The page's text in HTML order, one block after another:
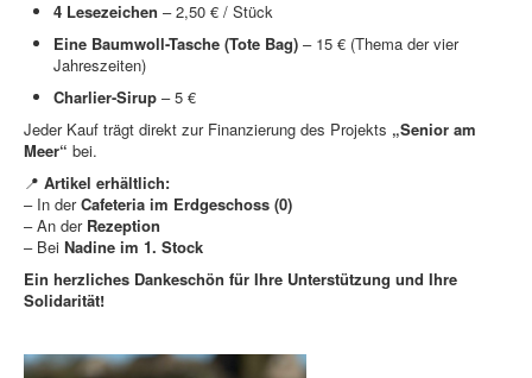
4 Lesezeichen – 2,50 € / Stück
Eine Baumwoll-Tasche (Tote Bag) – 15 € (Thema der vier
Jahreszeiten)
Charlier-Sirup – 5 €
Jeder Kauf trägt direkt zur Finanzierung des Projekts „Senior am
Meer“ bei.
📍 Artikel erhältlich:
– In derCafeteria im Erdgeschoss (0)
– An der Rezeption
– Bei Nadine im 1. Stock
Ein herzliches Dankeschön für Ihre Unterstützung und Ihre
Solidarität!